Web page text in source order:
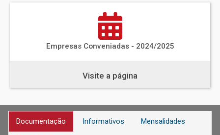
Empresas Conveniadas - 2024/2025
Visite a página
Documentação Informativos Mensalidades